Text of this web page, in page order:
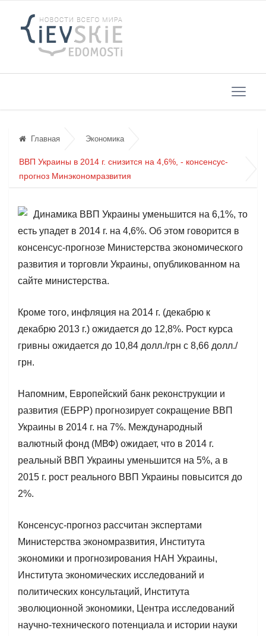
Главная Экономика
ВВП Украины в 2014 г. снизится на 4,6%, - консенсус-
прогноз Минэкономразвития
Динамика ВВП Украины уменьшится на 6,1%, то
есть упадет в 2014 г. на 4,6%. Об этом говорится в
консенсус-прогнозе Министерства экономического
развития и торговли Украины, опубликованном на
сайте министерства.
Кроме того, инфляция на 2014 г. (декабрю к
декабрю 2013 г.) ожидается до 12,8%. Рост курса
гривны ожидается до 10,84 долл./грн с 8,66 долл./
грн.
Напомним, Европейский банк реконструкции и
развития (ЕБРР) прогнозирует сокращение ВВП
Украины в 2014 г. на 7%. Международный
валютный фонд (МВФ) ожидает, что в 2014 г.
реальный ВВП Украины уменьшится на 5%, а в
2015 г. рост реального ВВП Украины повысится до
2%.
Консенсус-прогноз рассчитан экспертами
Министерства экономразвития, Института
экономики и прогнозирования НАН Украины,
Института экономических исследований и
политических консультаций, Института
эволюционной экономики, Центра исследований
научно-технического потенциала и истории науки